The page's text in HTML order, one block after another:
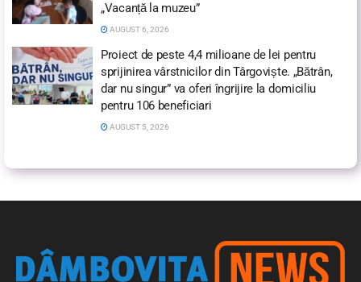
„Vacanță la muzeu”
AUGUST 6, 2026
Proiect de peste 4,4 milioane de lei pentru
sprijinirea vârstnicilor din Târgoviște. „Bătrân,
dar nu singur” va oferi îngrijire la domiciliu
pentru 106 beneficiari
AUGUST 5, 2026